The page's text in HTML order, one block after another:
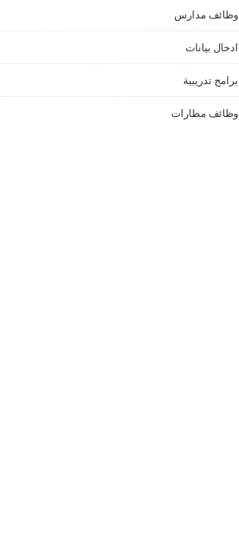
وظائف مدارس
ادخال بيانات
برامج تدريبية
وظائف مطارات